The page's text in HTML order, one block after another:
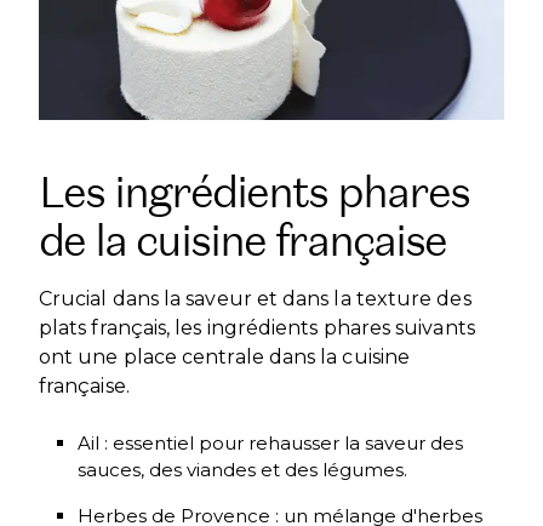
Les ingrédients phares
de la cuisine française
Crucial dans la saveur et dans la texture des
plats français, les ingrédients phares suivants
ont une place centrale dans la cuisine
française.
Ail : essentiel pour rehausser la saveur des
sauces, des viandes et des légumes.
Herbes de Provence : un mélange d'herbes